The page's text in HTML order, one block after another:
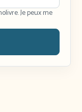
Je peux me